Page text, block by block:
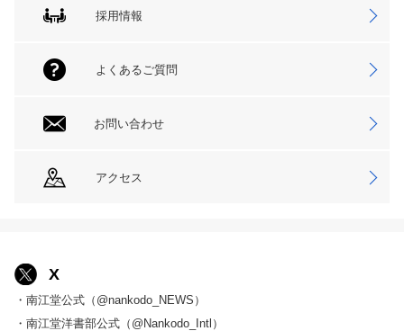
採用情報
よくあるご質問
お問い合わせ
アクセス
X
・南江堂公式（@nankodo_NEWS）
・南江堂洋書部公式（@Nankodo_Intl）